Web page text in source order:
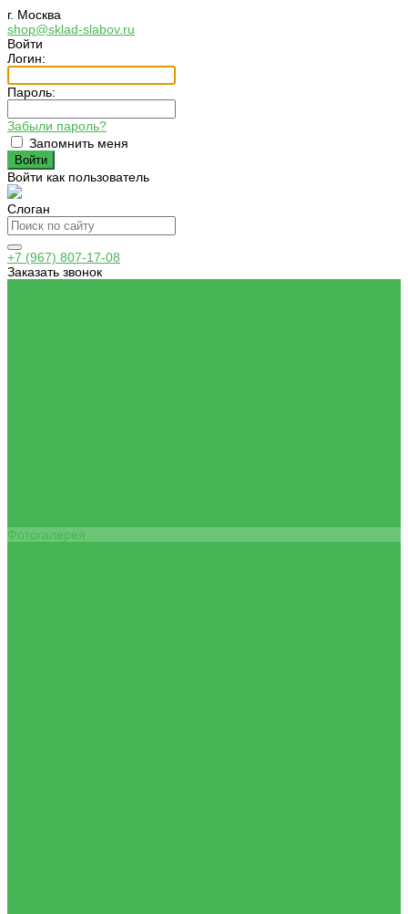
г. Москва
shop@sklad-slabov.ru
Войти
Логин:
Пароль:
Забыли пароль?
Запомнить меня
Войти как пользователь
Слоган
+7 (967) 807-17-08
Заказать звонок
Фотогалерея